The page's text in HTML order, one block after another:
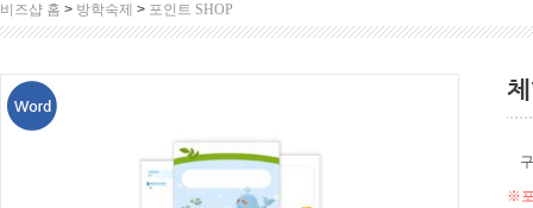
비즈샵 홈 > 방학숙제 > 포인트 SHOP
※